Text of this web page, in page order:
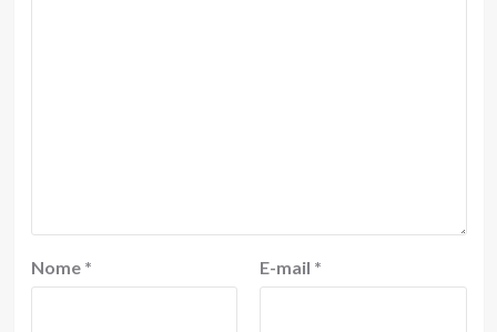
Nome * E-mail *